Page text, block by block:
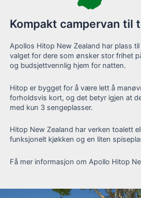
Kompakt campervan til
Apollos Hitop New Zealand har plass
valget for dere som ønsker stor frihet
og budsjettvennlig hjem for natten.
Hitop er bygget for å være lett å
forholdsvis kort, og det betyr igjen at
med kun 3 sengeplasser.
Hitop New Zealand har verken toalett
funksjonelt kjøkken og en liten
Få mer informasjon om Apollo Hitop